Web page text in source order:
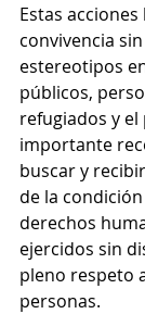
Estas
convivencia
estereotipos
públicos,
refugiados y el
importante
buscar y
de la
derechos
ejercidos sin
pleno respeto
personas.